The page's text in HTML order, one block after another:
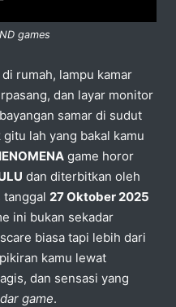
games
rumah, lampu kamar
dan layar monitor
samar di sudut
lah yang bakal kamu
game horor
dan diterbitkan oleh
27 Oktober 2025
ini bukan sekadar
biasa tapi lebih dari
kamu lewat
dan sensasi yang
game.